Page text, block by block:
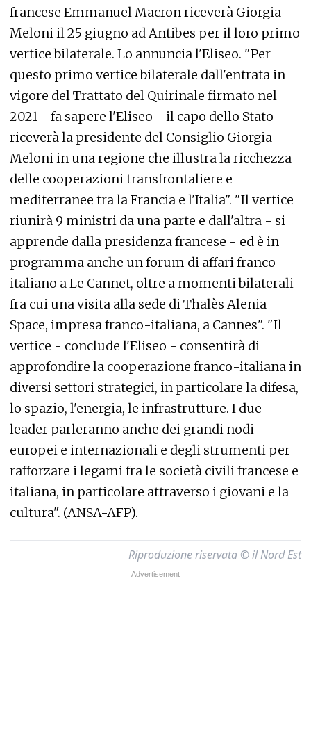
francese Emmanuel Macron riceverà Giorgia
Meloni il 25 giugno ad Antibes per il loro primo
vertice bilaterale. Lo annuncia l'Eliseo. "Per
questo primo vertice bilaterale dall'entrata in
vigore del Trattato del Quirinale firmato nel
2021 - fa sapere l'Eliseo - il capo dello Stato
riceverà la presidente del Consiglio Giorgia
Meloni in una regione che illustra la ricchezza
delle cooperazioni transfrontaliere e
mediterranee tra la Francia e l'Italia". "Il vertice
riunirà 9 ministri da una parte e dall'altra - si
apprende dalla presidenza francese - ed è in
programma anche un forum di affari franco-
italiano a Le Cannet, oltre a momenti bilaterali
fra cui una visita alla sede di Thalès Alenia
Space, impresa franco-italiana, a Cannes". "Il
vertice - conclude l'Eliseo - consentirà di
approfondire la cooperazione franco-italiana in
diversi settori strategici, in particolare la difesa,
lo spazio, l'energia, le infrastrutture. I due
leader parleranno anche dei grandi nodi
europei e internazionali e degli strumenti per
rafforzare i legami fra le società civili francese e
italiana, in particolare attraverso i giovani e la
cultura". (ANSA-AFP).
Riproduzione riservata © il Nord Est